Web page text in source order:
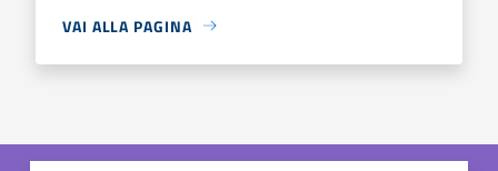
VAI ALLA PAGINA